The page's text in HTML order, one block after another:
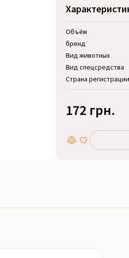
Объём
бренд
Вид животных
Вид спецсредства
Страна
172 грн.